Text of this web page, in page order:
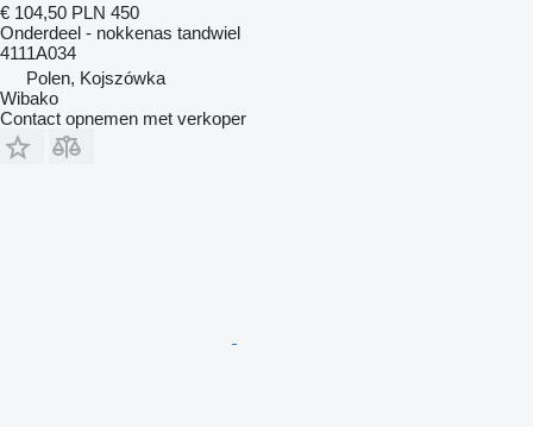
€ 104,50 PLN 450
Onderdeel - nokkenas tandwiel
4111A034
Polen, Kojszówka
Wibako
Contact opnemen met verkoper